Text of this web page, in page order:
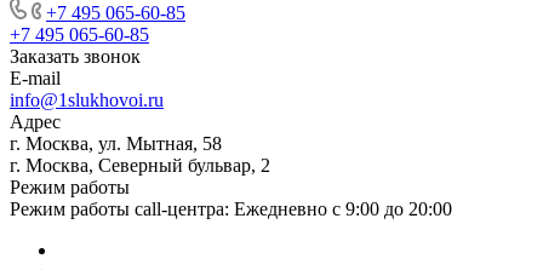
+7 495 065-60-85
+7 495 065-60-85
Заказать звонок
E-mail
info@1slukhovoi.ru
Адрес
г. Москва, ул. Мытная, 58
г. Москва, Северный бульвар, 2
Режим работы
Режим работы call-центра: Ежедневно с 9:00 до 20:00